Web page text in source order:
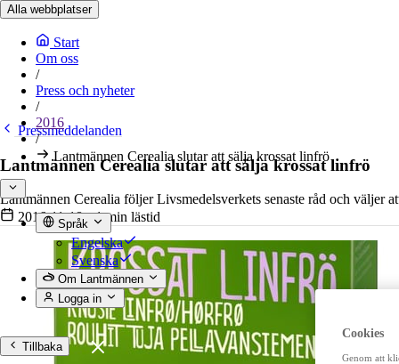
Alla webbplatser
Start
Om oss
/
Press och nyheter
/
2016
/
Lantmännen Cerealia slutar att sälja krossat linfrö
Språk
Engelska
Svenska
Om Lantmännen
Logga in
Tillbaka
Pressmeddelanden
Lantmännen Cerealia slutar att sälja krossat linfrö
Lantmännen Cerealia följer Livsmedelsverkets senaste råd och väljer
2016-11-18• 1 min lästid
Cookies
Genom att